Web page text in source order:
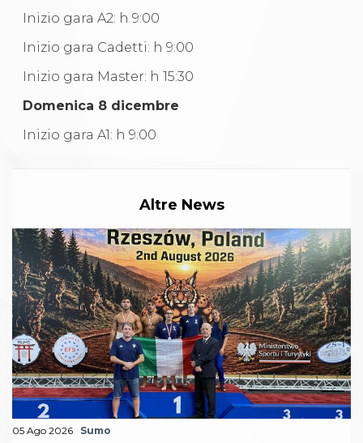
Inizio gara A2: h 9:00
Inizio gara Cadetti: h 9:00
Inizio gara Master: h 15:30
Domenica 8 dicembre
Inizio gara A1: h 9:00
Altre News
05 Ago 2026 Sumo